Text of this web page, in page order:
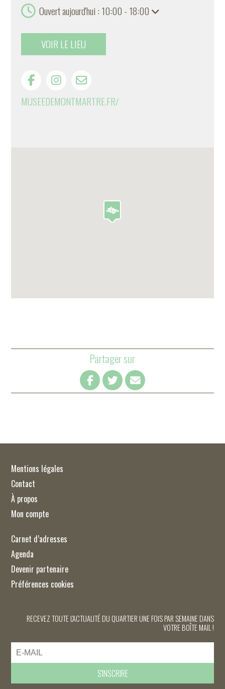
Ouvert aujourd'hui : 10:00 - 18:00
VOIR LE LIEU
MUSEEDEMONTMARTRE.FR/
Partager sur
Mentions légales
Contact
À propos
Mon compte
Carnet d’adresses
Agenda
Devenir partenaire
Préférences cookies
RECEVEZ TOUTE L'ACTUALITÉ DU QUARTIER UNE FOIS PAR SEMAINE DANS
VOTRE BOÎTE MAIL !